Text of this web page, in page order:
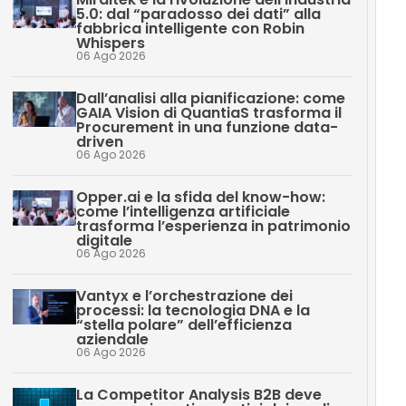
5.0: dal “paradosso dei dati” alla
fabbrica intelligente con Robin
Whispers
06 Ago 2026
Dall’analisi alla pianificazione: come
GAIA Vision di QuantiaS trasforma il
Procurement in una funzione data-
driven
06 Ago 2026
Opper.ai e la sfida del know-how:
come l’intelligenza artificiale
trasforma l’esperienza in patrimonio
digitale
06 Ago 2026
Vantyx e l’orchestrazione dei
processi: la tecnologia DNA e la
“stella polare” dell’efficienza
aziendale
06 Ago 2026
La Competitor Analysis B2B deve